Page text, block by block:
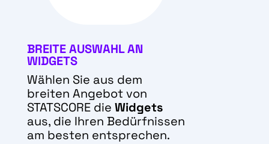
BREITE AUSWAHL AN
WIDGETS
Wählen Sie aus dem
breiten Angebot von
STATSCORE die Widgets
aus, die Ihren Bedürfnissen
am besten entsprechen.